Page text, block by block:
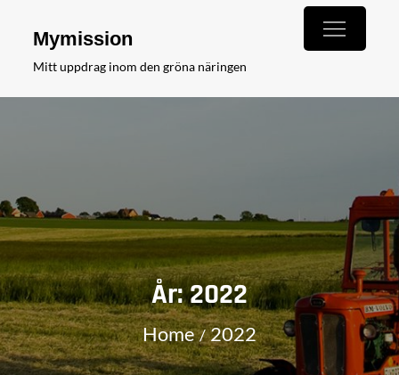
content
Mymission
Mitt uppdrag inom den gröna näringen
År:2022
Home 2022